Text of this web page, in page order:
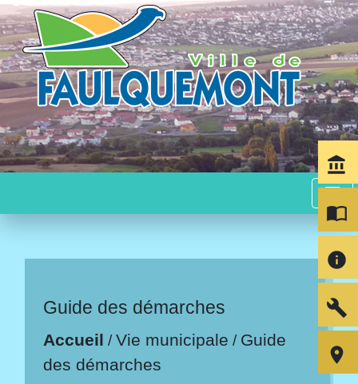
menu
Guide des démarches
Accueil /Vie municipale / Guide
des démarches
account_balance
import_contacts
info
build
room